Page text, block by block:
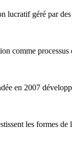
géré par
comme
en 2007
les formes